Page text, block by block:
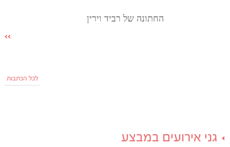
החתונה של רביד וירין
לכל הכתבות
גני אירועים במבצע